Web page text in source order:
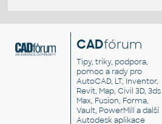
CADfórum
Tipy, triky, podpora,
pomoc a rady pro
AutoCAD, LT, Inventor,
Revit, Map, Civil 3D, 3ds
Max, Fusion, Forma,
Vault, PowerMill a další
Autodesk aplikace